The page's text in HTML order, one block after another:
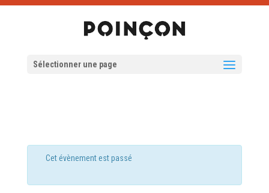
Sélectionner une page
Cet évènement est passé